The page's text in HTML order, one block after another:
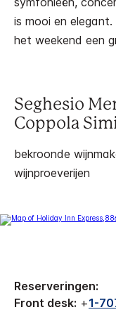
is mooi en
het weekend een
Seghesio
Coppola
bekroonde
wijnproeverijen
Reserveringen:
Front desk: +1-